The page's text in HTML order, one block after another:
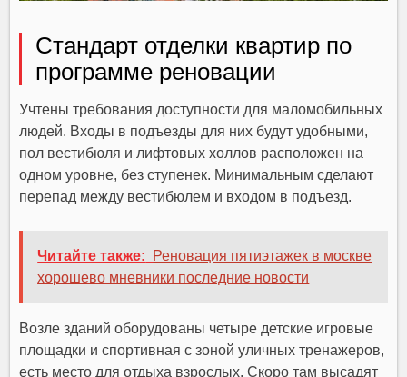
Стандарт отделки квартир по
программе реновации
Учтены требования доступности для маломобильных
людей. Входы в подъезды для них будут удобными,
пол вестибюля и лифтовых холлов расположен на
одном уровне, без ступенек. Минимальным сделают
перепад между вестибюлем и входом в подъезд.
Читайте также:
Реновация пятиэтажек в москве
хорошево мневники последние новости
Возле зданий оборудованы четыре детские игровые
площадки и спортивная с зоной уличных тренажеров,
есть место для отдыха взрослых. Скоро там высадят